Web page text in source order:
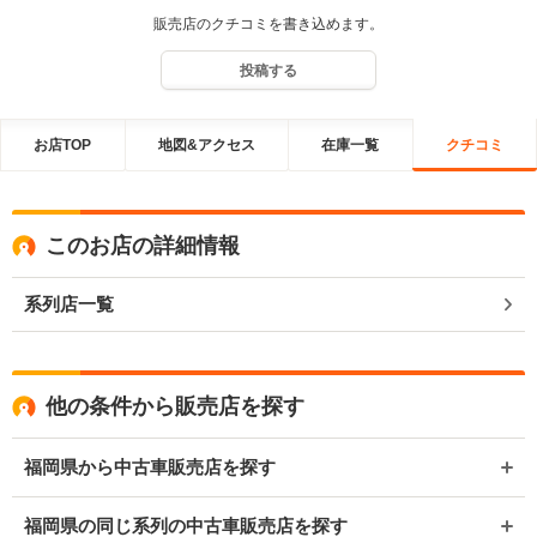
販売店のクチコミを書き込めます。
投稿する
お店TOP 地図&アクセス 在庫一覧 クチコミ
このお店の詳細情報
系列店一覧
他の条件から販売店を探す
福岡県から中古車販売店を探す
福岡県の同じ系列の中古車販売店を探す